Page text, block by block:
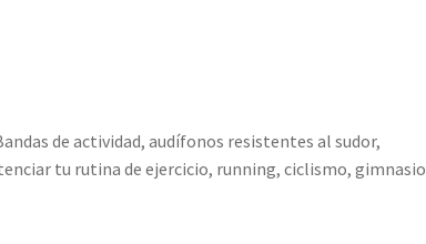
de actividad, audífonos resistentes al sudor,
tu rutina de ejercicio, running, ciclismo, gimnasio